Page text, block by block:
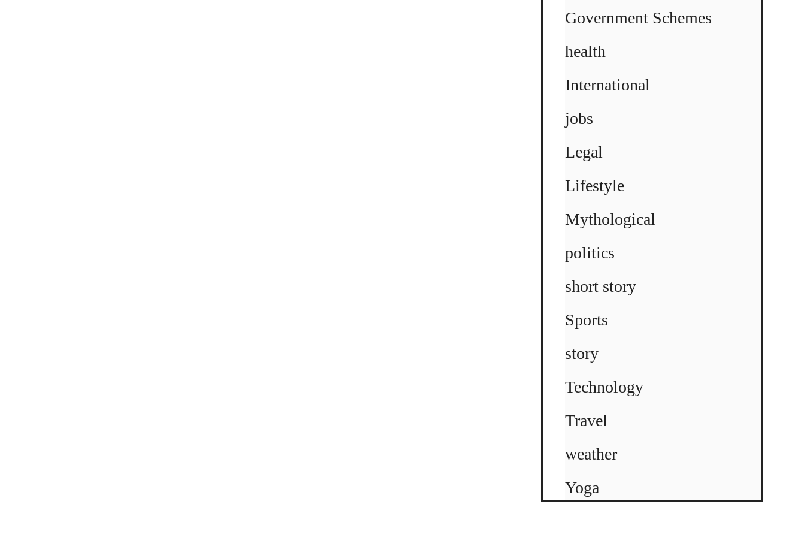
Government Schemes
health
International
jobs
Legal
Lifestyle
Mythological
politics
short story
Sports
story
Technology
Travel
weather
Yoga